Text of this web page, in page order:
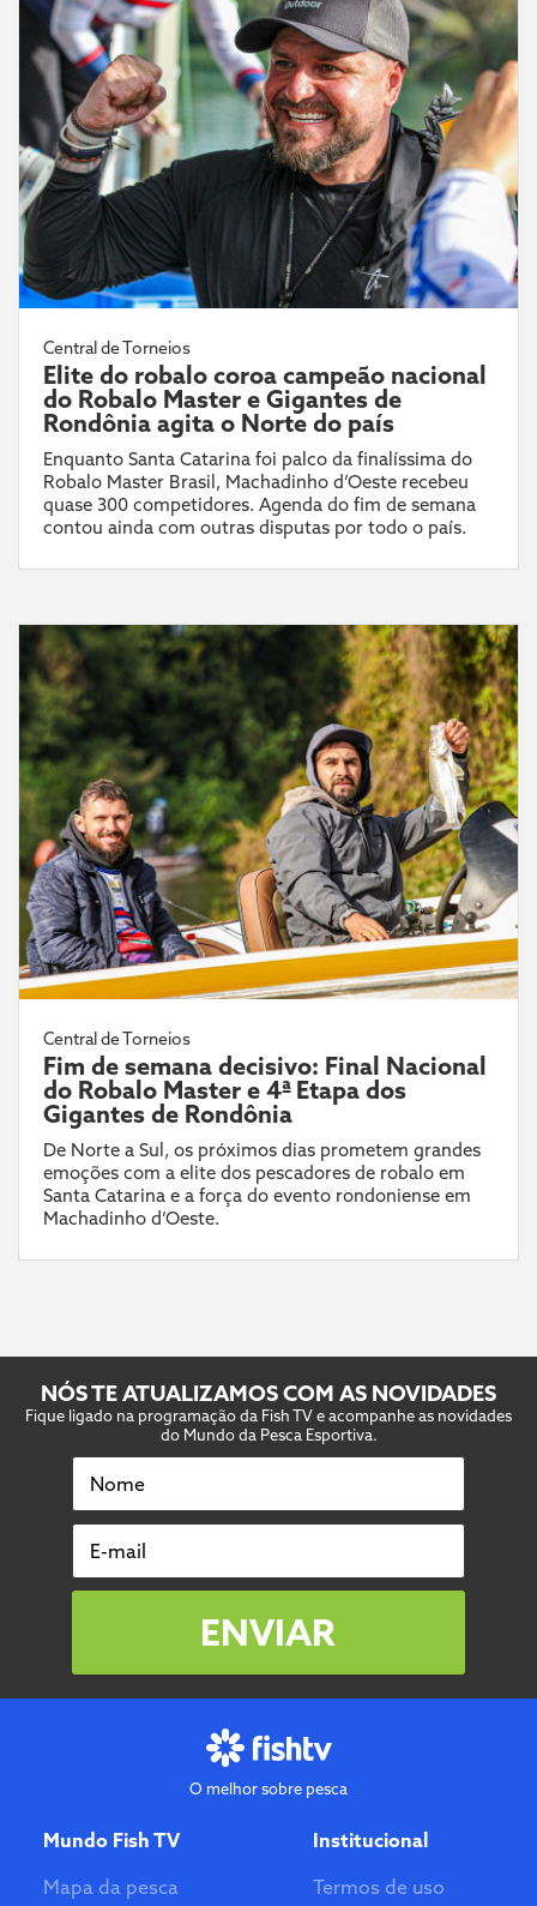
Central de Torneios
Elite do robalo coroa campeão nacional
do Robalo Master e Gigantes de
Rondônia agita o Norte do país
Enquanto Santa Catarina foi palco da finalíssima do
Robalo Master Brasil, Machadinho d’Oeste recebeu
quase 300 competidores. Agenda do fim de semana
contou ainda com outras disputas por todo o país.
Central de Torneios
Fim de semana decisivo: Final Nacional
do Robalo Master e 4ª Etapa dos
Gigantes de Rondônia
De Norte a Sul, os próximos dias prometem grandes
emoções com a elite dos pescadores de robalo em
Santa Catarina e a força do evento rondoniense em
Machadinho d’Oeste.
NÓS TE ATUALIZAMOS COM AS NOVIDADES
Fique ligado na programação da Fish TV e acompanhe as novidades
do Mundo da Pesca Esportiva.
Nome
E-mail
ENVIAR
O melhor sobre pesca
Mundo Fish TV
Mapa da pesca
Institucional
Termos de uso